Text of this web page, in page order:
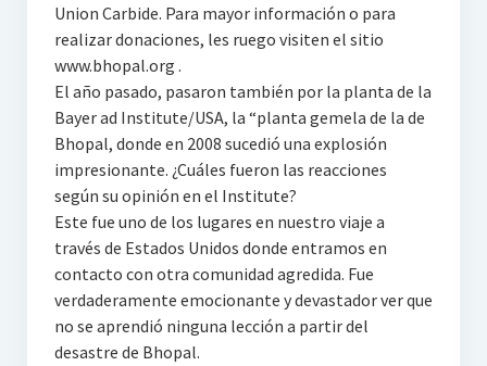
Union Carbide. Para mayor información o para
realizar donaciones, les ruego visiten el sitio
www.bhopal.org .
El año pasado, pasaron también por la planta de la
Bayer ad Institute/USA, la “planta gemela de la de
Bhopal, donde en 2008 sucedió una explosión
impresionante. ¿Cuáles fueron las reacciones
según su opinión en el Institute?
Este fue uno de los lugares en nuestro viaje a
través de Estados Unidos donde entramos en
contacto con otra comunidad agredida. Fue
verdaderamente emocionante y devastador ver que
no se aprendió ninguna lección a partir del
desastre de Bhopal.